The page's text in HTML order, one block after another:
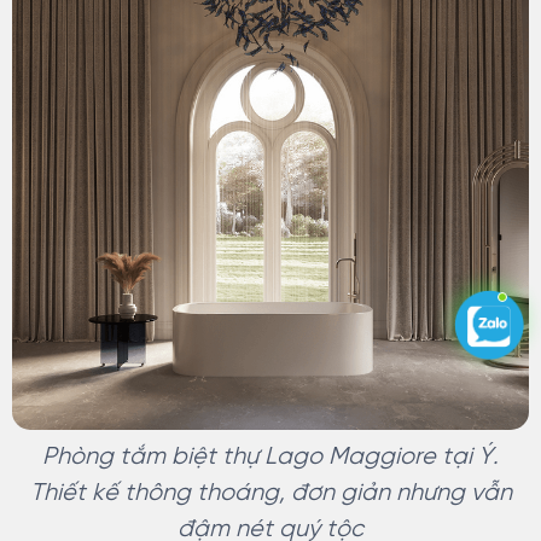
Phòng tắm biệt thự Lago Maggiore tại Ý.
Thiết kế thông thoáng, đơn giản nhưng vẫn
đậm nét quý tộc